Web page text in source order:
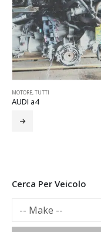
MOTORE,TUTTI
AUDI a4
Cerca Per Veicolo